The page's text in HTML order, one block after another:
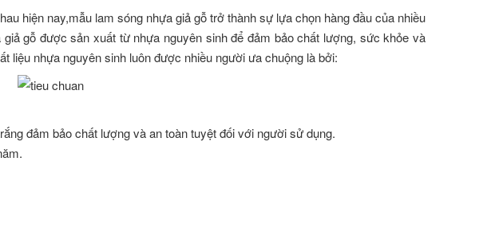
hiện nay,mẫu lam sóng nhựa giả gỗ trở thành sự lựa chọn hàng đầu của nhiều
gỗ được sản xuất từ nhựa nguyên sinh để đảm bảo chất lượng, sức khỏe và
nhựa nguyên sinh luôn được nhiều người ưa chuộng là bởi:
đảm bảo chất lượng và an toàn tuyệt đối với người sử dụng.